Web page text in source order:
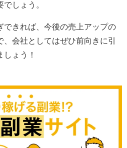
しょう。
できれば、今後の売上アップの
会社としてはぜひ前向きに引
ょう！